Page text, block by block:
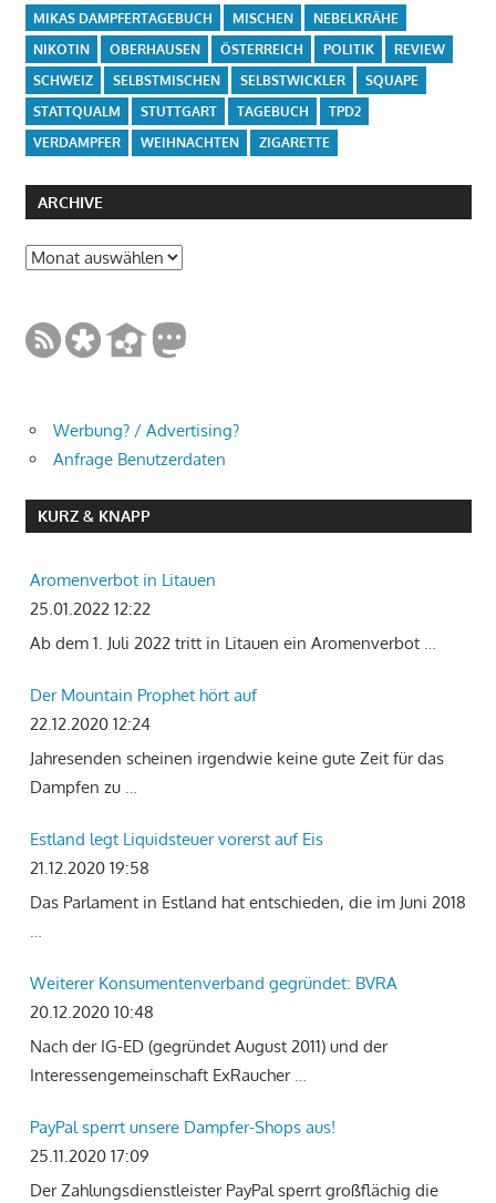
MIKAS DAMPFERTAGEBUCH MISCHEN
NEBELKRÄHE
NIKOTIN
OBERHAUSEN ÖSTERREICH POLITIK
REVIEW
SCHWEIZ
SELBSTMISCHEN SELBSTWICKLER
SQUAPE
STATTQUALM
STUTTGART TAGEBUCH
TPD2
VERDAMPFER
WEIHNACHTEN ZIGARETTE
ARCHIVE
Archive
Werbung? / Advertising?
Anfrage Benutzerdaten
KURZ & KNAPP
Aromenverbot in Litauen
25.01.2022 12:22
Ab dem 1. Juli 2022 tritt in Litauen ein Aromenverbot …
Der Mountain Prophet hört auf
22.12.2020 12:24
Jahresenden scheinen irgendwie keine gute Zeit für das
Dampfen zu …
Estland legt Liquidsteuer vorerst auf Eis
21.12.2020 19:58
Das Parlament in Estland hat entschieden, die im Juni 2018
…
Weiterer Konsumentenverband gegründet: BVRA
20.12.2020 10:48
Nach der IG-ED (gegründet August 2011) und der
Interessengemeinschaft ExRaucher …
PayPal sperrt unsere Dampfer-Shops aus!
25.11.2020 17:09
Der Zahlungsdienstleister PayPal sperrt großflächig die